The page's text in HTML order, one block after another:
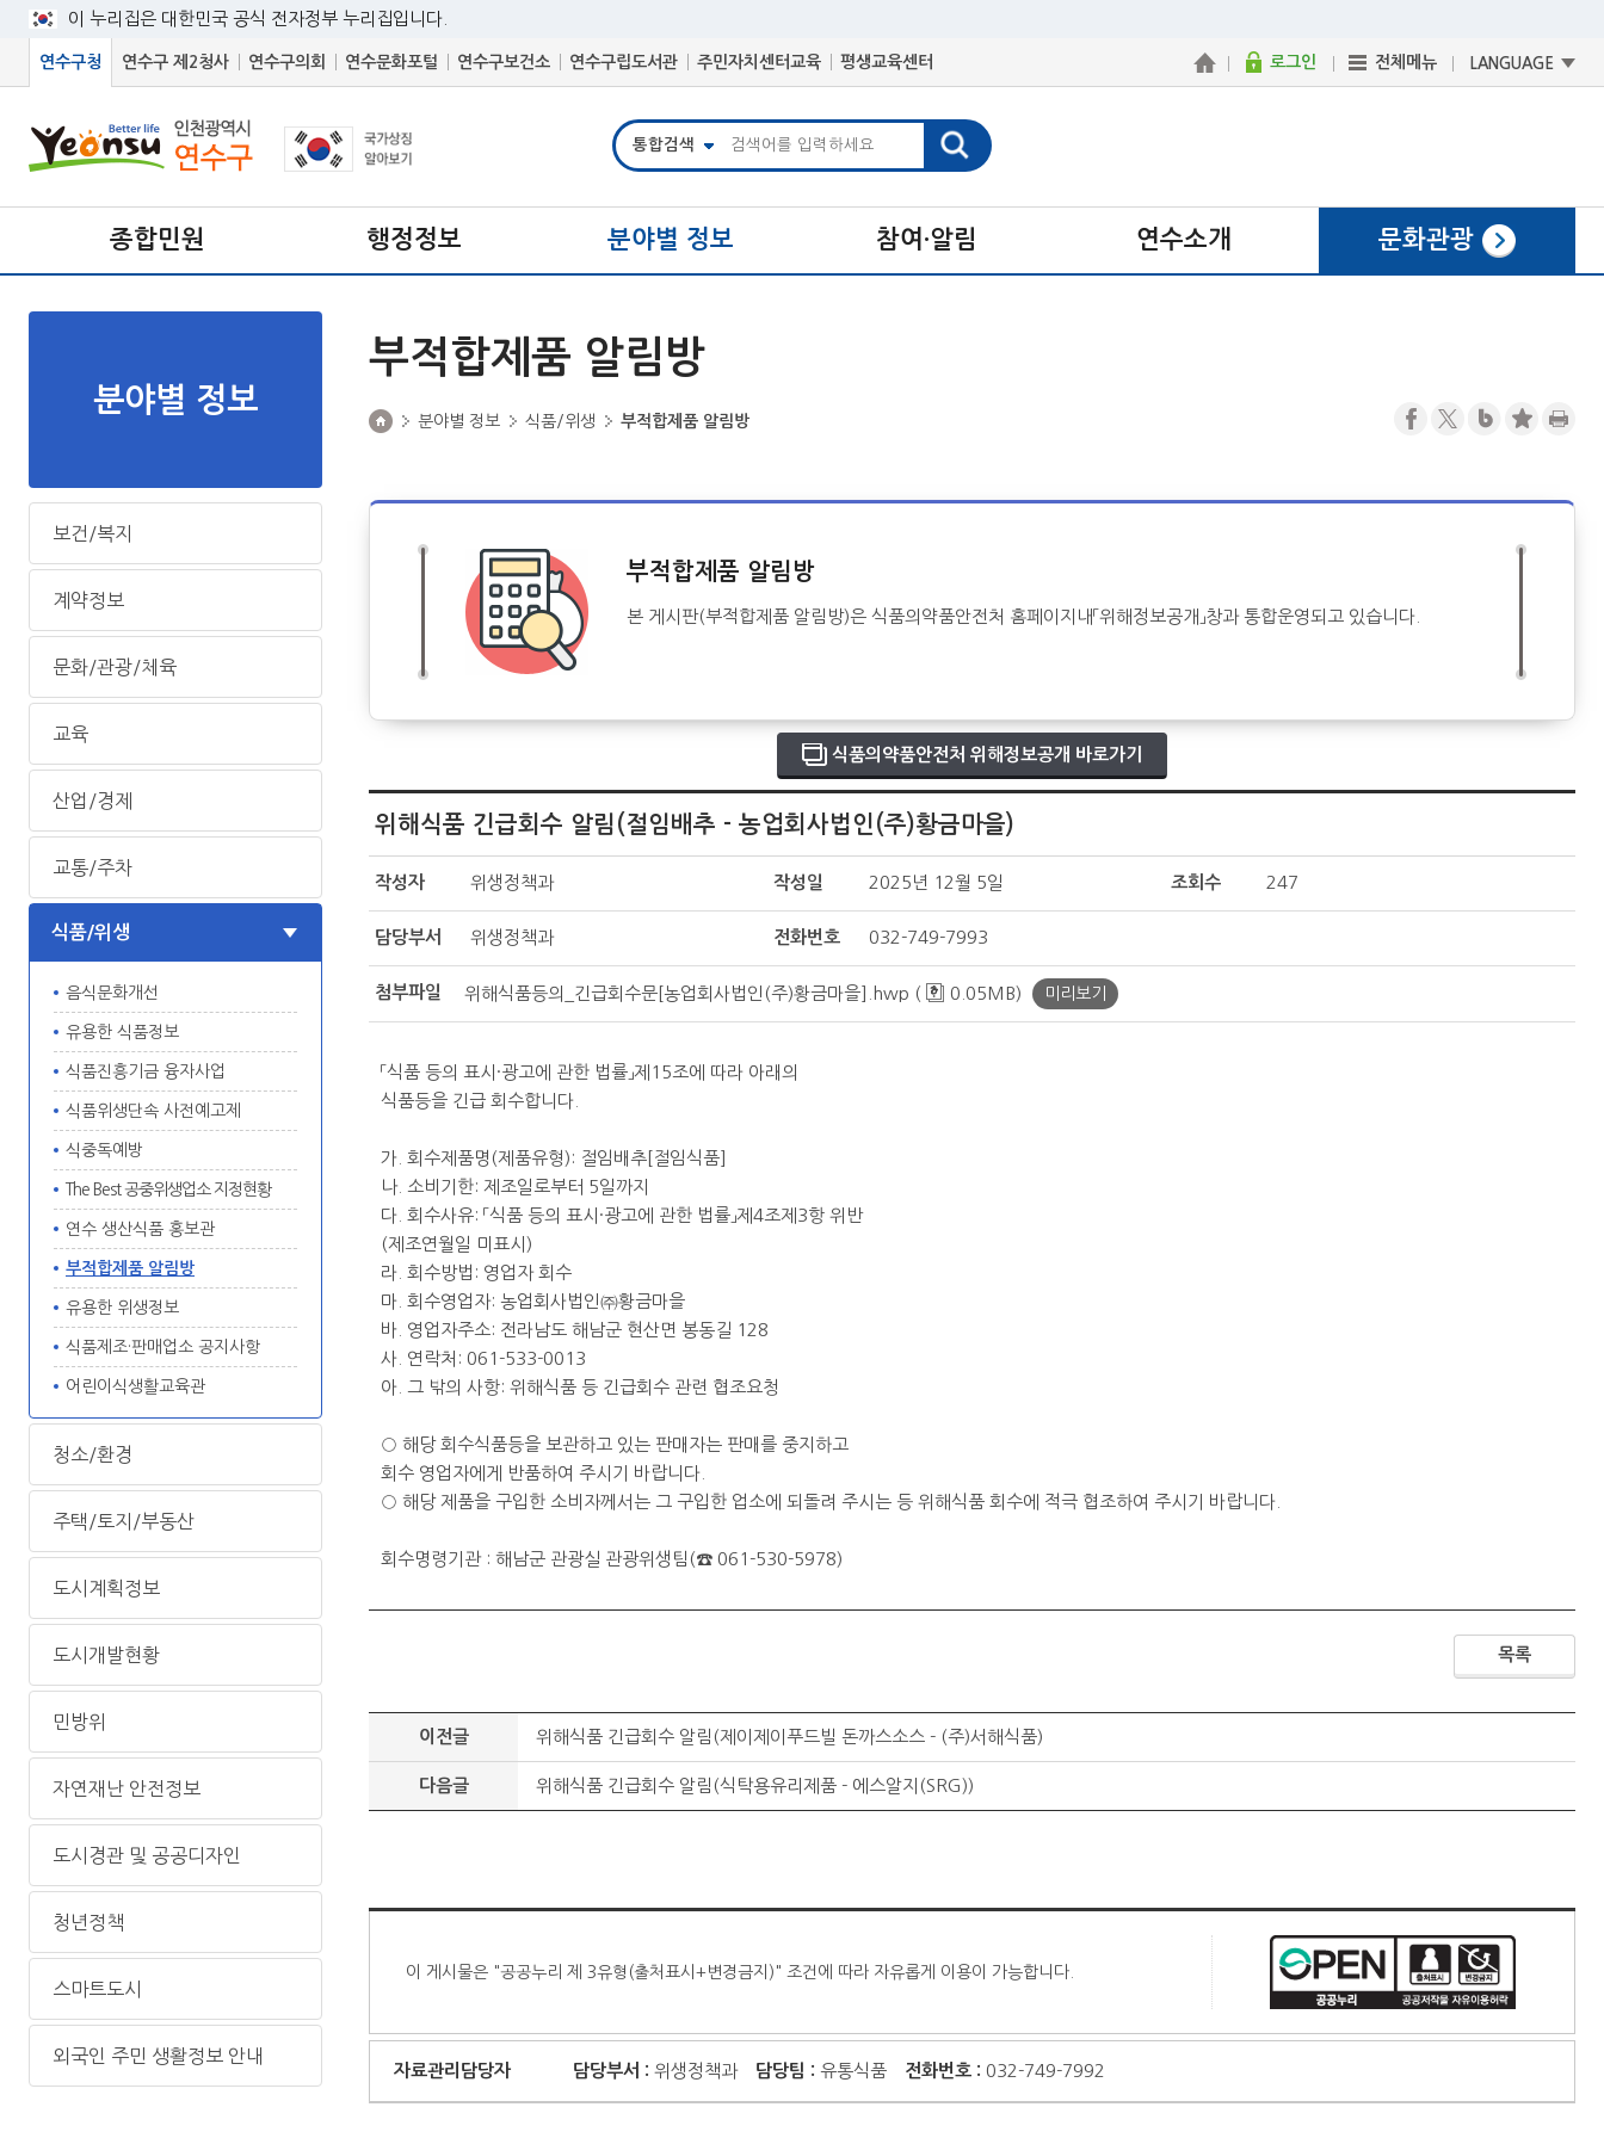
이 누리집은 대한민국 공식 전자정부 누리집입니다.
연수구청 연수구 제2청사 연수구의회 연수문화포털 연수구보건소 연수구립도서관 주민자치센터교육 평생교육센터 로그인 전체메뉴 LANGUAGE
종합민원 행정정보 분야별 정보 참여·알림 연수소개 문화관광
분야별 정보
보건/복지
계약정보
문화/관광/체육
교육
산업/경제
교통/주차
식품/위생
음식문화개선
유용한 식품정보
식품진흥기금 융자사업
식품위생단속 사전예고제
식중독예방
The Best 공중위생업소 지정현황
연수 생산식품 홍보관
부적합제품 알림방
유용한 위생정보
식품제조·판매업소 공지사항
어린이식생활교육관
청소/환경
주택/토지/부동산
도시계획정보
도시개발현황
민방위
자연재난 안전정보
도시경관 및 공공디자인
청년정책
스마트도시
외국인 주민 생활정보 안내
부적합제품 알림방
분야별 정보 식품/위생 부적합제품 알림방
부적합제품 알림방
본 게시판(부적합제품 알림방)은 식품의약품안전처 홈페이지내「위해정보공개」창과 통합운영되고 있습니다.
식품의약품안전처 위해정보공개 바로가기
위해식품 긴급회수 알림(절임배추 - 농업회사법인(주)황금마을)
작성자 위생정책과 작성일 2025년 12월 5일 조회수 247
담당부서 위생정책과 전화번호 032-749-7993
첨부파일 위해식품등의_긴급회수문[농업회사법인(주)황금마을].hwp ( 0.05MB) 미리보기
「식품 등의 표시·광고에 관한 법률」제15조에 따라 아래의
식품등을 긴급 회수합니다.
가. 회수제품명(제품유형): 절임배추[절임식품]
나. 소비기한: 제조일로부터 5일까지
다. 회수사유: 「식품 등의 표시·광고에 관한 법률」제4조제3항 위반
(제조연월일 미표시)
라. 회수방법: 영업자 회수
마. 회수영업자: 농업회사법인㈜황금마을
바. 영업자주소: 전라남도 해남군 현산면 봉동길 128
사. 연락처: 061-533-0013
아. 그 밖의 사항: 위해식품 등 긴급회수 관련 협조요청
○ 해당 회수식품등을 보관하고 있는 판매자는 판매를 중지하고
회수 영업자에게 반품하여 주시기 바랍니다.
○ 해당 제품을 구입한 소비자께서는 그 구입한 업소에 되돌려 주시는 등 위해식품 회수에 적극 협조하여 주시기 바랍니다.
회수명령기관 : 해남군 관광실 관광위생팀(☎ 061-530-5978)
목록
이전글 위해식품 긴급회수 알림(제이제이푸드빌 돈까스소스 - (주)서해식품)
다음글 위해식품 긴급회수 알림(식탁용유리제품 - 에스알지(SRG))
이 게시물은 "공공누리 제 3유형(출처표시+변경금지)" 조건에 따라 자유롭게 이용이 가능합니다.
자료관리담당자 담당부서 : 위생정책과 담당팀 : 유통식품 전화번호 : 032-749-7992